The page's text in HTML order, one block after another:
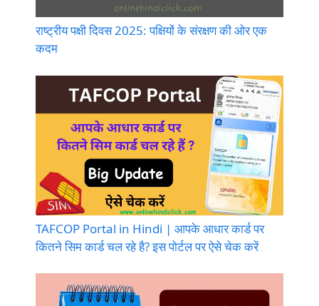
राष्ट्रीय पक्षी दिवस 2025: पक्षियों के संरक्षण की ओर एक
कदम
TAFCOP Portal in Hindi | आपके आधार कार्ड पर
कितने सिम कार्ड चल रहे है? इस पोर्टल पर ऐसे चेक करें